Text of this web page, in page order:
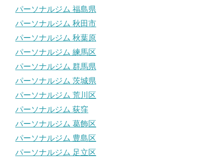
パーソナルジム 福島県
パーソナルジム 秋田市
パーソナルジム 秋葉原
パーソナルジム 練馬区
パーソナルジム 群馬県
パーソナルジム 茨城県
パーソナルジム 荒川区
パーソナルジム 荻窪
パーソナルジム 葛飾区
パーソナルジム 豊島区
パーソナルジム 足立区